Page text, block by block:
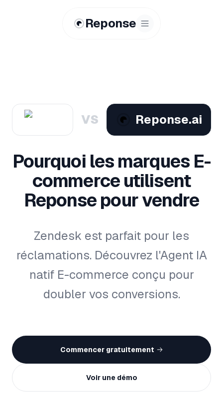
Reponse
VS Reponse.ai
Pourquoi les marques E-
commerce utilisent
Reponse pour vendre
Zendesk est parfait pour les
réclamations. Découvrez l'Agent IA
natif E-commerce conçu pour
doubler vos conversions.
Commencer gratuitement
Voir une démo